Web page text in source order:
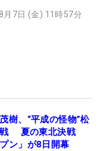
月7日 (金) 11時57分
樹、“平成の怪物”松
戦 夏の東北決戦
ン」が8日開幕